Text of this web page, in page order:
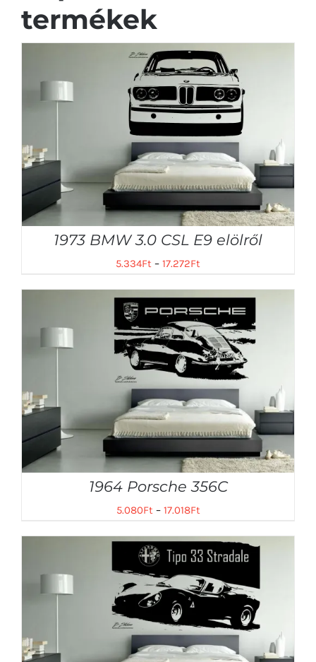
termékek
1973 BMW 3.0 CSL E9 elölről
5.334Ft – 17.272Ft
1964 Porsche 356C
5.080Ft– 17.018Ft